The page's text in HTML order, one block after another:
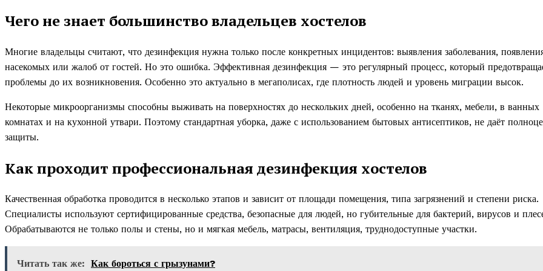
Чего не знает большинство владельцев хостелов
Многие владельцы считают, что дезинфекция нужна только после конкретных инцидентов: выявления заболевания,
насекомых или жалоб от гостей. Но это ошибка. Эффективная дезинфекция — это регулярный процесс, который
проблемы до их возникновения. Особенно это актуально в мегаполисах, где плотность людей и уровень миграции высок.
Некоторые микроорганизмы способны выживать на поверхностях до нескольких дней, особенно на тканях, мебели, в ванных
комнатах и на кухонной утвари. Поэтому стандартная уборка, даже с использованием бытовых антисептиков, не даёт
защиты.
Как проходит профессиональная дезинфекция хостелов
Качественная обработка проводится в несколько этапов и зависит от площади помещения, типа загрязнений и степени риска.
Специалисты используют сертифицированные средства, безопасные для людей, но губительные для бактерий, вирусов и
Обрабатываются не только полы и стены, но и мягкая мебель, матрасы, вентиляция, труднодоступные участки.
Читать так же: Как бороться с грызунами?